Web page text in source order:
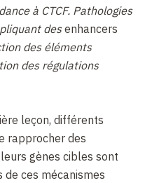
à CTCF. Pathologies
desenhancers
des éléments
des régulations
leçon, différents
rapprocher des
gènes cibles sont
de ces mécanismes